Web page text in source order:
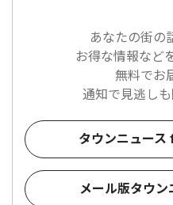
あなたの街の
お得な情報など
無料でお
通知で見逃し
タウンニュース
メール版タウン